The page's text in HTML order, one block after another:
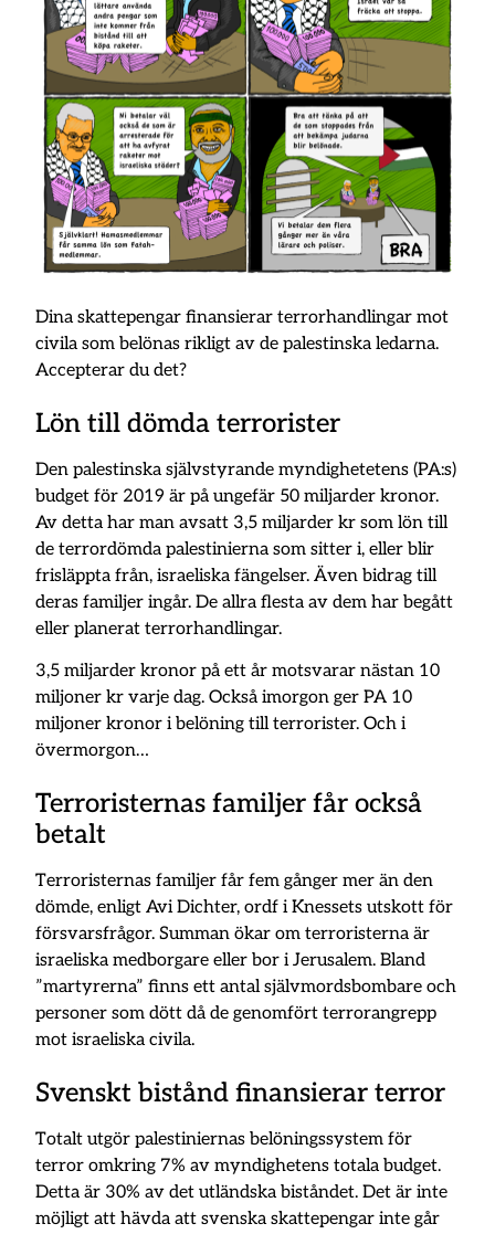
Dina skattepengar finansierar terrorhandlingar mot
civila som belönas rikligt av de palestinska ledarna.
Accepterar du det?
Lön till dömda terrorister
Den palestinska självstyrande myndighetetens (PA:s)
budget för 2019 är på ungefär 50 miljarder kronor.
Av detta har man avsatt 3,5 miljarder kr som lön till
de terrordömda palestinierna som sitter i, eller blir
frisläppta från, israeliska fängelser. Även bidrag till
deras familjer ingår. De allra flesta av dem har begått
eller planerat terrorhandlingar.
3,5 miljarder kronor på ett år motsvarar nästan 10
miljoner kr varje dag. Också imorgon ger PA 10
miljoner kronor i belöning till terrorister. Och i
övermorgon…
Terroristernas familjer får också
betalt
Terroristernas familjer får fem gånger mer än den
dömde, enligt Avi Dichter, ordf i Knessets utskott för
försvarsfrågor. Summan ökar om terroristerna är
israeliska medborgare eller bor i Jerusalem. Bland
”martyrerna” finns ett antal självmordsbombare och
personer som dött då de genomfört terrorangrepp
mot israeliska civila.
Svenskt bistånd finansierar terror
Totalt utgör palestiniernas belöningssystem för
terror omkring 7% av myndighetens totala budget.
Detta är 30% av det utländska biståndet. Det är inte
möjligt att hävda att svenska skattepengar inte går